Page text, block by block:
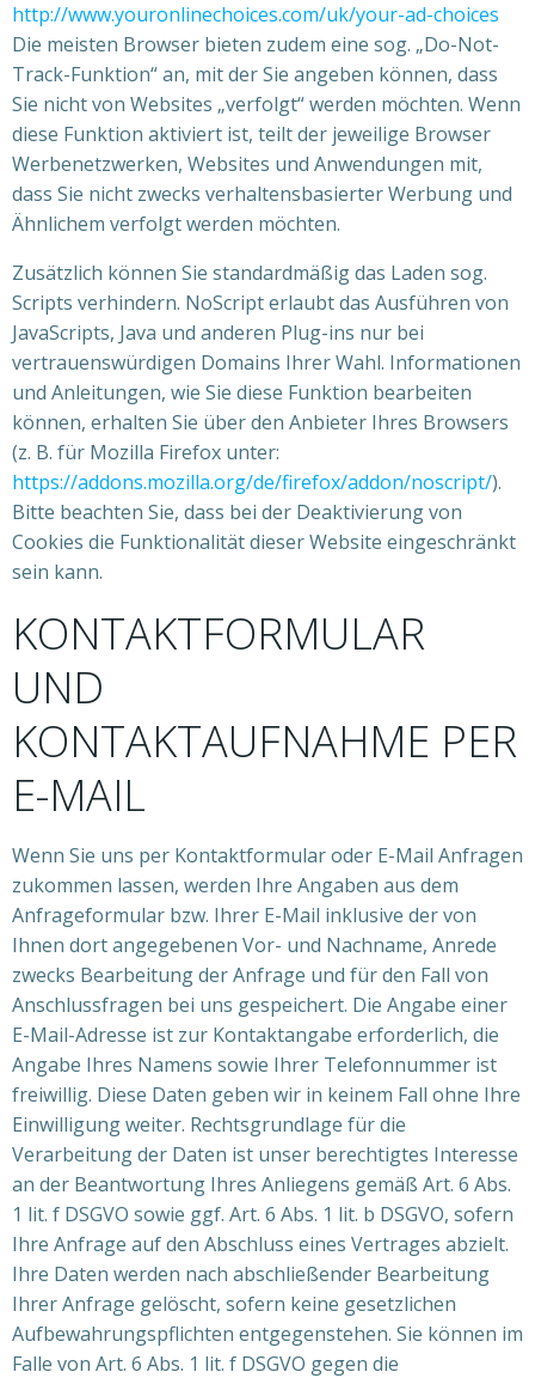
http://www.youronlinechoices.com/uk/your-ad-choices
Die meisten Browser bieten zudem eine sog. „Do-Not-
Track-Funktion“ an, mit der Sie angeben können, dass
Sie nicht von Websites „verfolgt“ werden möchten. Wenn
diese Funktion aktiviert ist, teilt der jeweilige Browser
Werbenetzwerken, Websites und Anwendungen mit,
dass Sie nicht zwecks verhaltensbasierter Werbung und
Ähnlichem verfolgt werden möchten.
Zusätzlich können Sie standardmäßig das Laden sog.
Scripts verhindern. NoScript erlaubt das Ausführen von
JavaScripts, Java und anderen Plug-ins nur bei
vertrauenswürdigen Domains Ihrer Wahl. Informationen
und Anleitungen, wie Sie diese Funktion bearbeiten
können, erhalten Sie über den Anbieter Ihres Browsers
(z. B. für Mozilla Firefox unter:
https://addons.mozilla.org/de/firefox/addon/noscript/).
Bitte beachten Sie, dass bei der Deaktivierung von
Cookies die Funktionalität dieser Website eingeschränkt
sein kann.
KONTAKTFORMULAR
UND
KONTAKTAUFNAHME PER
E-MAIL
Wenn Sie uns per Kontaktformular oder E-Mail Anfragen
zukommen lassen, werden Ihre Angaben aus dem
Anfrageformular bzw. Ihrer E-Mail inklusive der von
Ihnen dort angegebenen Vor- und Nachname, Anrede
zwecks Bearbeitung der Anfrage und für den Fall von
Anschlussfragen bei uns gespeichert. Die Angabe einer
E-Mail-Adresse ist zur Kontaktangabe erforderlich, die
Angabe Ihres Namens sowie Ihrer Telefonnummer ist
freiwillig. Diese Daten geben wir in keinem Fall ohne Ihre
Einwilligung weiter. Rechtsgrundlage für die
Verarbeitung der Daten ist unser berechtigtes Interesse
an der Beantwortung Ihres Anliegens gemäß Art. 6 Abs.
1 lit. f DSGVO sowie ggf. Art. 6 Abs. 1 lit. b DSGVO, sofern
Ihre Anfrage auf den Abschluss eines Vertrages abzielt.
Ihre Daten werden nach abschließender Bearbeitung
Ihrer Anfrage gelöscht, sofern keine gesetzlichen
Aufbewahrungspflichten entgegenstehen. Sie können im
Falle von Art. 6 Abs. 1 lit. f DSGVO gegen die